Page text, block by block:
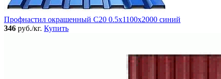
Профнастил окрашенный C20 0.5x1100x2000 синий
346 руб./кг. Купить